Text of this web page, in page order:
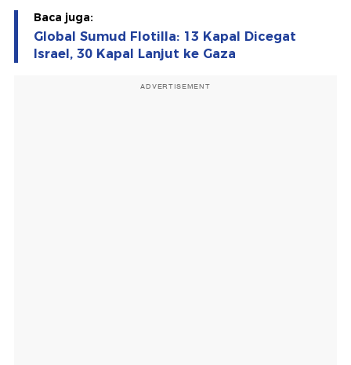
Baca juga:
Global Sumud Flotilla: 13 Kapal Dicegat
Israel, 30 Kapal Lanjut ke Gaza
ADVERTISEMENT